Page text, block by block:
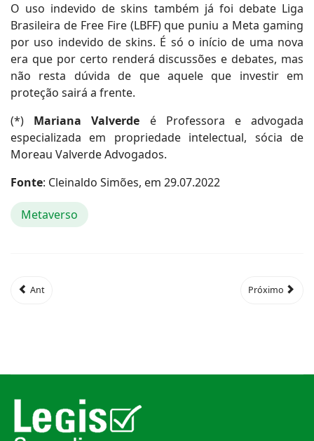
O uso indevido de skins também já foi debate Liga
Brasileira de Free Fire (LBFF) que puniu a Meta gaming
por uso indevido de skins. É só o início de uma nova
era que por certo renderá discussões e debates, mas
não resta dúvida de que aquele que investir em
proteção sairá a frente.
(*) Mariana Valverde é Professora e advogada
especializada em propriedade intelectual, sócia de
Moreau Valverde Advogados.
Fonte: Cleinaldo Simões, em 29.07.2022
Metaverso
Ant Próximo